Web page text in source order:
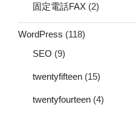
固定電話FAX (2)
WordPress (118)
SEO (9)
twentyfifteen (15)
twentyfourteen (4)